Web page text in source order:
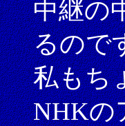
中継の
るので
私もち
NHKの